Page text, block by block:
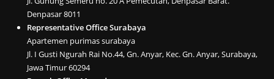
Denpasar 8011
Representative Office Surabaya
Apartemen purimas surabaya
Jl. I Gusti Ngurah Rai No.44, Gn. Anyar, Kec. Gn. Anyar, Surabaya,
Jawa Timur 60294